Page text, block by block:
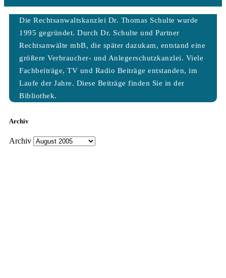
Die Rechtsanwaltskanzlei Dr. Thomas Schulte wurde
1995 gegründet. Durch Dr. Schulte und Partner
Rechtsanwälte mbB, die später dazukam, entstand eine
größere Verbraucher- und Anlegerschutzkanzlei. Viele
Fachbeiträge, TV und Radio Beiträge entstanden, im
Laufe der Jahre. Diese Beiträge finden Sie in der
Bibliothek.
Archiv
Archiv